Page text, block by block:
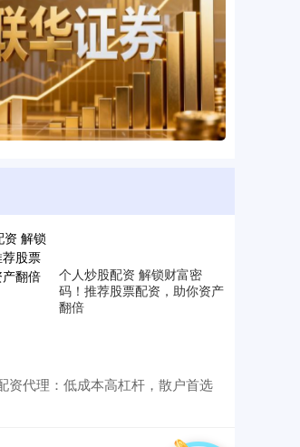
个人炒股配资 解锁财富密
码！推荐股票配资，助你资产
翻倍
资代理：低成本高杠杆，散户首选